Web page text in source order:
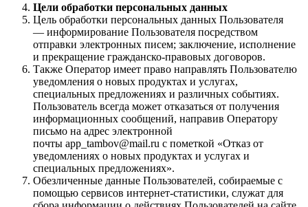
Цели обработки персональных данных
Цель обработки персональных данных Пользователя
— информирование Пользователя посредством
отправки электронных писем; заключение, исполнение
и прекращение гражданско-правовых договоров.
Также Оператор имеет право направлять Пользователю
уведомления о новых продуктах и услугах,
специальных предложениях и различных событиях.
Пользователь всегда может отказаться от получения
информационных сообщений, направив Оператору
письмо на адрес электронной
почты app_tambov@mail.ru с пометкой «Отказ от
уведомлениях о новых продуктах и услугах и
специальных предложениях».
Обезличенные данные Пользователей, собираемые с
помощью сервисов интернет-статистики, служат для